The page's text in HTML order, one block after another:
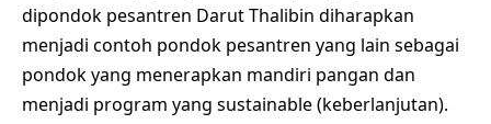
dipondok pesantren Darut Thalibin diharapkan
menjadi contoh pondok pesantren yang lain sebagai
pondok yang menerapkan mandiri pangan dan
menjadi program yang sustainable (keberlanjutan).